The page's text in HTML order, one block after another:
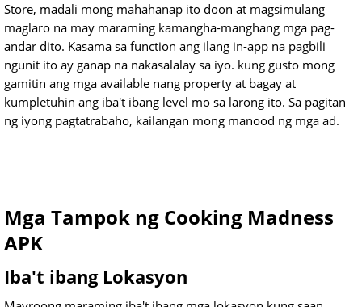
Store, madali mong mahahanap ito doon at magsimulang
maglaro na may maraming kamangha-manghang mga pag-
andar dito. Kasama sa function ang ilang in-app na pagbili
ngunit ito ay ganap na nakasalalay sa iyo. kung gusto mong
gamitin ang mga available nang property at bagay at
kumpletuhin ang iba't ibang level mo sa larong ito. Sa pagitan
ng iyong pagtatrabaho, kailangan mong manood ng mga ad.
Mga Tampok ng Cooking Madness
APK
Iba't ibang Lokasyon